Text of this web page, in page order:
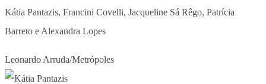
Kátia Pantazis, Francini Covelli, Jacqueline Sá Rêgo, Patrícia
Barreto e Alexandra Lopes
Leonardo Arruda/Metrópoles